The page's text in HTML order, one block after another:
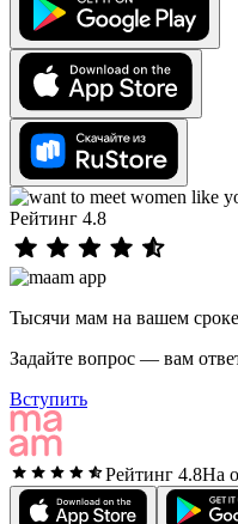
Рейтинг 4.8
Тысячи мам на вашем сроке
Задайте вопрос — вам
Вступить
Рейтинг 4.8На